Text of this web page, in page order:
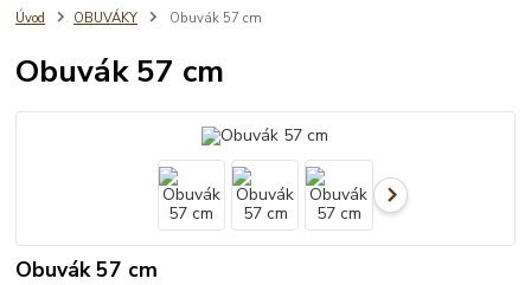
Úvod OBUVÁKY Obuvák 57 cm
Obuvák 57 cm
Obuvák 57 cm